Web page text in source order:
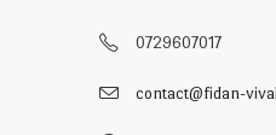
0729607017
contact@fidan-